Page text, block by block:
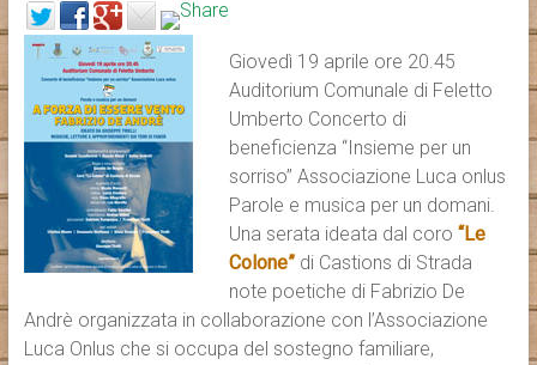
Giovedì 19 aprile ore 20.45
Auditorium Comunale di Feletto
Umberto Concerto di
beneficienza “Insieme per un
sorriso” Associazione Luca onlus
Parole e musica per un domani.
Una serata ideata dal coro “Le
Colone”di Castions di Strada
note poetiche di Fabrizio De
Andrè organizzata in collaborazione con l’Associazione
Luca Onlus che si occupa del sostegno familiare,